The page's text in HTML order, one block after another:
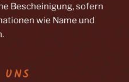
Bescheinigung, sofern
wie Name und